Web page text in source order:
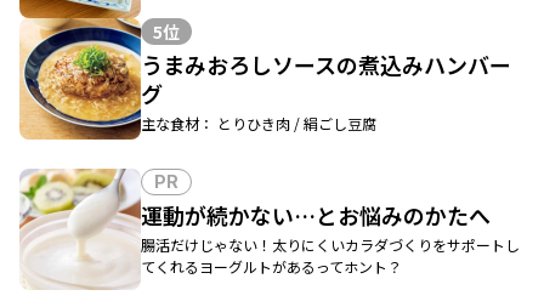
5位
うまみおろしソースの煮込みハンバー
グ
主な食材： とりひき肉 / 絹ごし豆腐
PR
運動が続かない…とお悩みのかたへ
腸活だけじゃない！太りにくいカラダづくりをサポートし
てくれるヨーグルトがあるってホント？